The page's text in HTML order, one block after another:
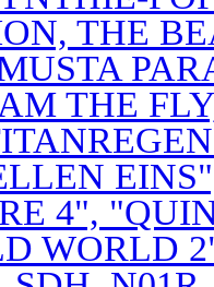
THE
THE
4",
WORLD